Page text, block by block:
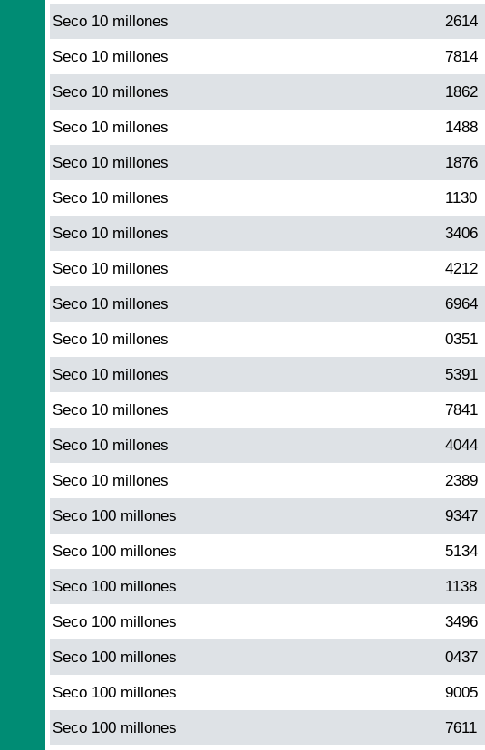
Seco 10 millones 2614
Seco 10 millones 7814
Seco 10 millones 1862
Seco 10 millones 1488
Seco 10 millones 1876
Seco 10 millones 1130
Seco 10 millones 3406
Seco 10 millones 4212
Seco 10 millones 6964
Seco 10 millones 0351
Seco 10 millones 5391
Seco 10 millones 7841
Seco 10 millones 4044
Seco 10 millones 2389
Seco 100 millones 9347
Seco 100 millones 5134
Seco 100 millones 1138
Seco 100 millones 3496
Seco 100 millones 0437
Seco 100 millones 9005
Seco 100 millones 7611